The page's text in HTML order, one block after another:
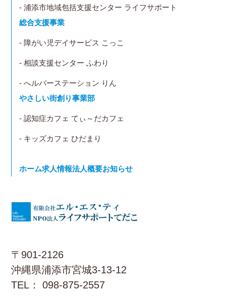
〒901-2126
沖縄県浦添市宮城3-13-12
TEL： 098-875-2557
- 浦添市地域包括支援センター ライフサポート
総合支援事業
- 障がい児デイサービス こっこ
- 相談支援センター ふわり
- へルパーステーション りん
やさしい街創り事業部
- 認知症カフェ てぃ～だカフェ
- キッズカフェ ひだまり
ホーム求人情報法人概要お知らせ